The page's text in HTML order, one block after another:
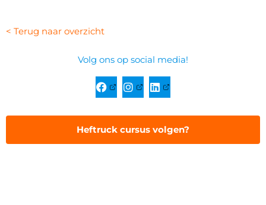
< Terug naar overzicht
Volg ons op social media!
Heftruck cursus volgen?